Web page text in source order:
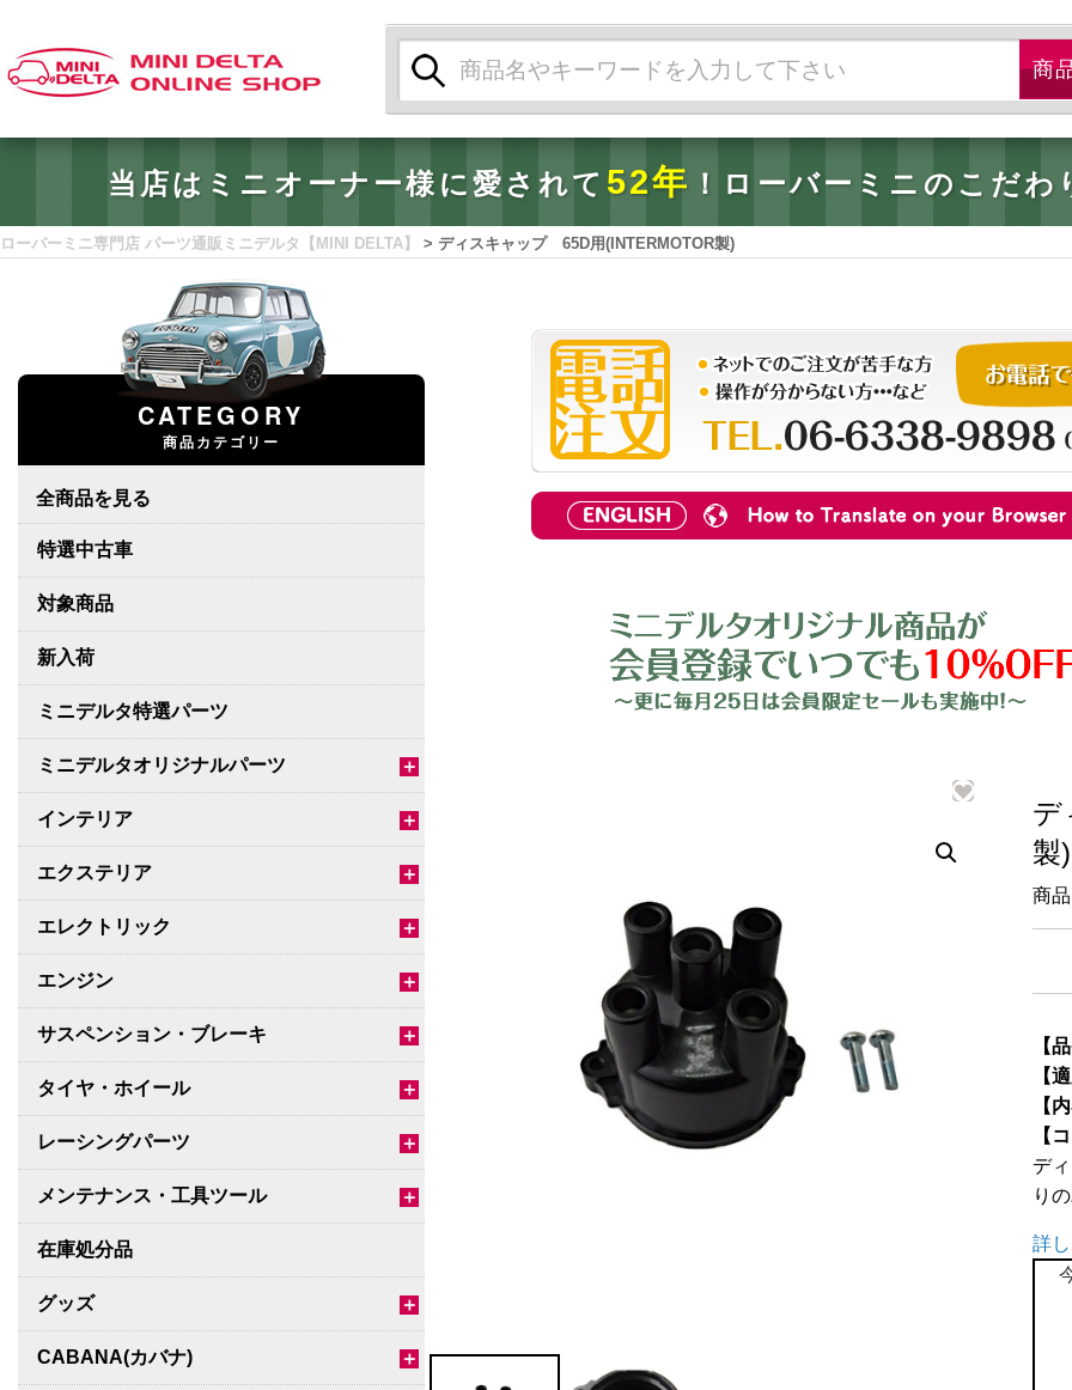
索:
当店はミニオーナー様に愛されて52年 ！ローバーミニのこだわ
ローバーミニ専門店 パーツ通販ミニデルタ【MINI DELTA】 > ディスキャップ 65D用(INTERMOTOR製)
CATEGORY
商品カテゴリー
全商品を見る
特選中古車
対象商品
新入荷
ミニデルタ特選パーツ
＋
ミニデルタオリジナルパーツ
＋
インテリア
＋
エクステリア
＋
エレクトリック
＋
エンジン
＋
サスペンション・ブレーキ
＋
タイヤ・ホイール
＋
レーシングパーツ
＋
メンテナンス・工具ツール
在庫処分品
＋
グッズ
＋
CABANA(カバナ)
デ
製)
商
【
【
【
【
デ
り
詳